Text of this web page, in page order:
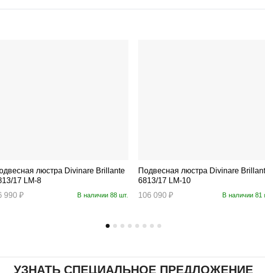
люстра Divinare Brillante
17 LM-8
990 ₽
В наличии 88 шт.
Подвесная люстра Divinare Brillante
6813/17 LM-10
106 090 ₽
В наличии 81
УЗНАТЬ СПЕЦИАЛЬНОЕ ПРЕДЛОЖЕНИЕ